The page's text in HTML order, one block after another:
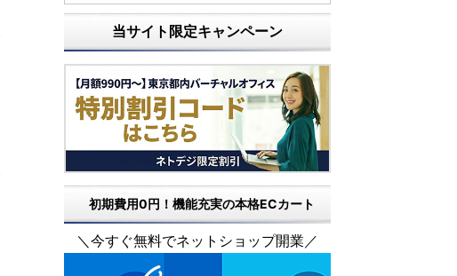
当サイト限定キャンペーン
初期費用0円！機能充実の本格ECカート
＼今すぐ無料でネットショップ開業／